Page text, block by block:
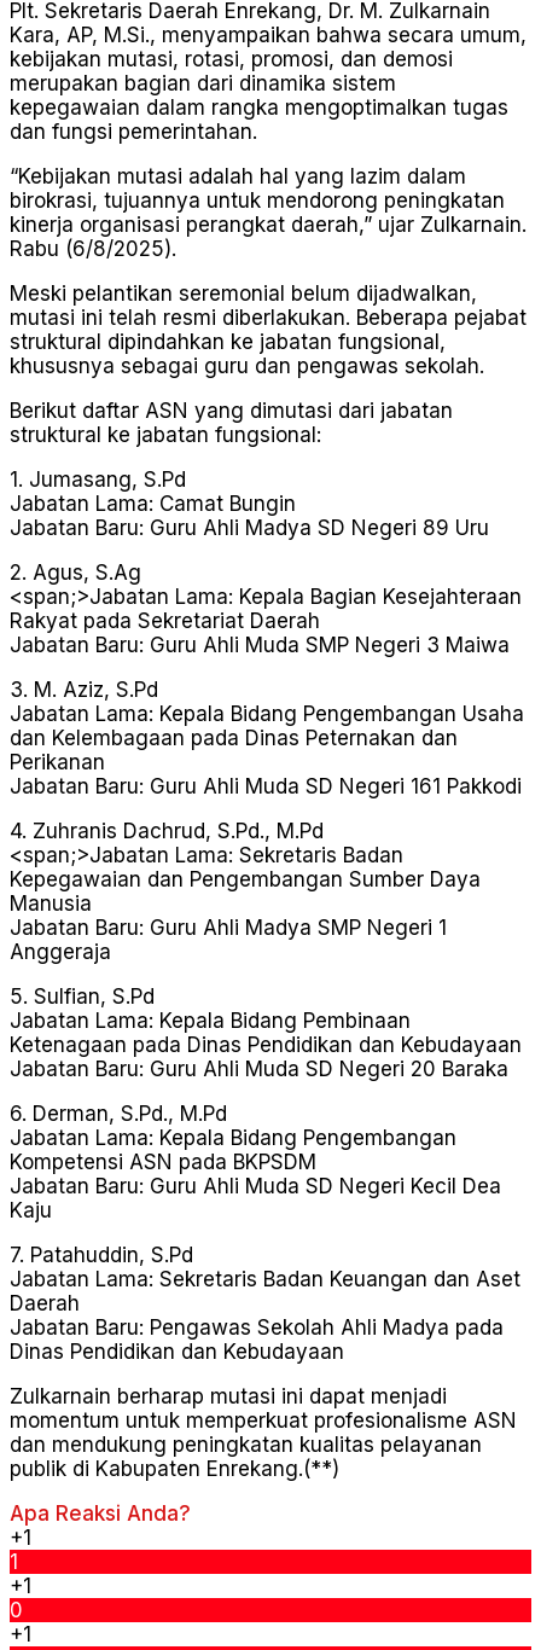
Plt. Sekretaris Daerah Enrekang, Dr. M. Zulkarnain
Kara, AP, M.Si., menyampaikan bahwa secara umum,
kebijakan mutasi, rotasi, promosi, dan demosi
merupakan bagian dari dinamika sistem
kepegawaian dalam rangka mengoptimalkan tugas
dan fungsi pemerintahan.
“Kebijakan mutasi adalah hal yang lazim dalam
birokrasi, tujuannya untuk mendorong peningkatan
kinerja organisasi perangkat daerah,” ujar Zulkarnain.
Rabu (6/8/2025).
Meski pelantikan seremonial belum dijadwalkan,
mutasi ini telah resmi diberlakukan. Beberapa pejabat
struktural dipindahkan ke jabatan fungsional,
khususnya sebagai guru dan pengawas sekolah.
Berikut daftar ASN yang dimutasi dari jabatan
struktural ke jabatan fungsional:
1. Jumasang, S.Pd
Jabatan Lama: Camat Bungin
Jabatan Baru: Guru Ahli Madya SD Negeri 89 Uru
2. Agus, S.Ag
<span;>Jabatan Lama: Kepala Bagian Kesejahteraan
Rakyat pada Sekretariat Daerah
Jabatan Baru: Guru Ahli Muda SMP Negeri 3 Maiwa
3. M. Aziz, S.Pd
Jabatan Lama: Kepala Bidang Pengembangan Usaha
dan Kelembagaan pada Dinas Peternakan dan
Perikanan
Jabatan Baru: Guru Ahli Muda SD Negeri 161 Pakkodi
4. Zuhranis Dachrud, S.Pd., M.Pd
<span;>Jabatan Lama: Sekretaris Badan
Kepegawaian dan Pengembangan Sumber Daya
Manusia
Jabatan Baru: Guru Ahli Madya SMP Negeri 1
Anggeraja
5. Sulfian, S.Pd
Jabatan Lama: Kepala Bidang Pembinaan
Ketenagaan pada Dinas Pendidikan dan Kebudayaan
Jabatan Baru: Guru Ahli Muda SD Negeri 20 Baraka
6. Derman, S.Pd., M.Pd
Jabatan Lama: Kepala Bidang Pengembangan
Kompetensi ASN pada BKPSDM
Jabatan Baru: Guru Ahli Muda SD Negeri Kecil Dea
Kaju
7. Patahuddin, S.Pd
Jabatan Lama: Sekretaris Badan Keuangan dan Aset
Daerah
Jabatan Baru: Pengawas Sekolah Ahli Madya pada
Dinas Pendidikan dan Kebudayaan
Zulkarnain berharap mutasi ini dapat menjadi
momentum untuk memperkuat profesionalisme ASN
dan mendukung peningkatan kualitas pelayanan
publik di Kabupaten Enrekang.(**)
Apa Reaksi Anda?
+1
1
+1
0
+1